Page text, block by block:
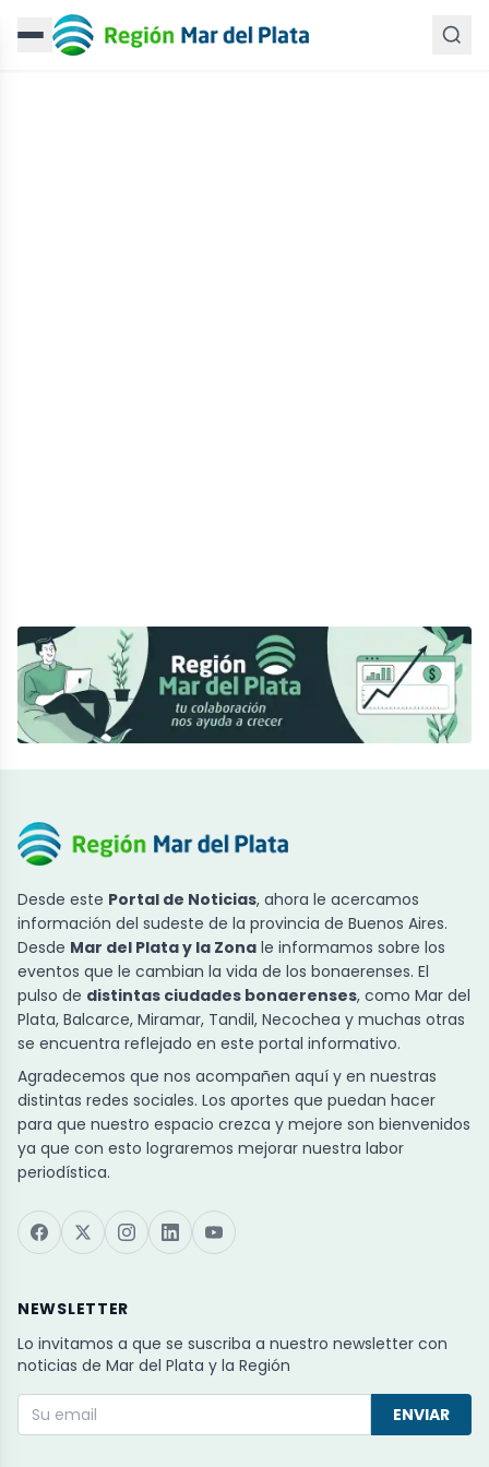
Desde este Portal de Noticias, ahora le acercamos
información del sudeste de la provincia de Buenos Aires.
Desde Mar del Plata y la Zona le informamos sobre los
eventos que le cambian la vida de los bonaerenses. El
pulso de distintas ciudades bonaerenses, como Mar del
Plata, Balcarce, Miramar, Tandil, Necochea y muchas otras
se encuentra reflejado en este portal informativo.
Agradecemos que nos acompañen aquí y en nuestras
distintas redes sociales. Los aportes que puedan hacer
para que nuestro espacio crezca y mejore son bienvenidos
ya que con esto lograremos mejorar nuestra labor
periodística.
NEWSLETTER
Lo invitamos a que se suscriba a nuestro newsletter con
noticias de Mar del Plata y la Región
ENVIAR